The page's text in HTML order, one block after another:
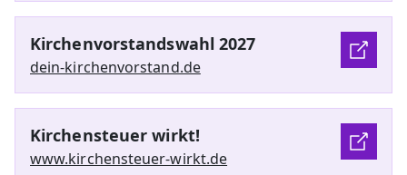
Kirchenvorstandswahl 2027
dein-kirchenvorstand.de
Kirchensteuer wirkt!
www.kirchensteuer-wirkt.de